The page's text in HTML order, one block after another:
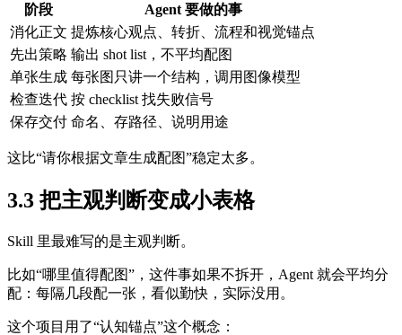
阶段
Agent 要做的事
消化正文 提炼核心观点、转折、流程和视觉锚点
先出策略 输出 shot list，不平均配图
单张生成 每张图只讲一个结构，调用图像模型
检查迭代 按 checklist 找失败信号
保存交付 命名、存路径、说明用途
这比“请你根据文章生成配图”稳定太多。
3.3 把主观判断变成小表格
Skill 里最难写的是主观判断。
比如“哪里值得配图”，这件事如果不拆开，Agent 就会平均分
配：每隔几段配一张，看似勤快，实际没用。
这个项目用了“认知锚点”这个概念：